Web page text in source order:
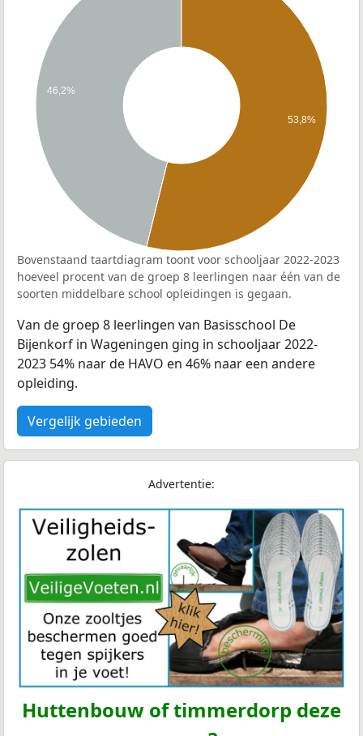
46,2%
53,8%
Bovenstaand taartdiagram toont voor schooljaar 2022-2023
hoeveel procent van de groep 8 leerlingen naar één van de
soorten middelbare school opleidingen is gegaan.
Van de groep 8 leerlingen van Basisschool De
Bijenkorf in Wageningen ging in schooljaar 2022-
2023 54% naar de HAVO en 46% naar een andere
opleiding.
Vergelijk gebieden
Advertentie:
Huttenbouw of timmerdorp deze